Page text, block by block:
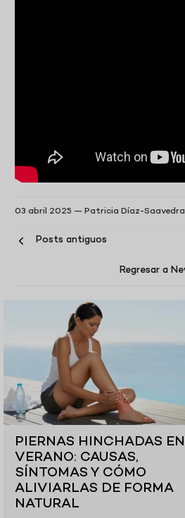
03 abril 2025 — Patricia Díaz-
Posts antiguos
Regresar a
P
O
S
T
PIERNAS HINCHADAS EN
VERANO: CAUSAS,
SÍNTOMAS Y CÓMO
ALIVIARLAS DE FORMA
NATURAL